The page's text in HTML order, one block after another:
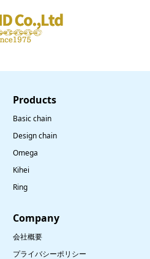
​Products
Basic chain
Design chain
Omega
Kihei
Ring
Company
会社概要
プライバシーポリシー